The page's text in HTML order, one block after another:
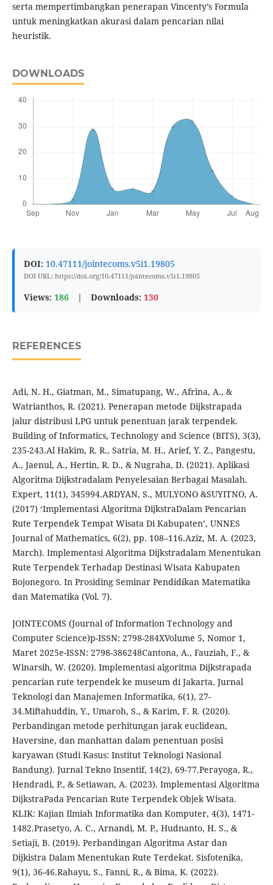
serta mempertimbangkan penerapan Vincenty’s Formula
untuk meningkatkan akurasi dalam pencarian nilai
heuristik.
DOWNLOADS
DOI: 10.47111/jointecoms.v5i1.19805
DOI URL: https://doi.org/10.47111/jointecoms.v5i1.19805
Views: 186 | Downloads: 130
REFERENCES
Adi, N. H., Giatman, M., Simatupang, W., Afrina, A., &
Watrianthos, R. (2021). Penerapan metode Dijkstrapada
jalur distribusi LPG untuk penentuan jarak terpendek.
Building of Informatics, Technology and Science (BITS), 3(3),
235-243.Al Hakim, R. R., Satria, M. H., Arief, Y. Z., Pangestu,
A., Jaenul, A., Hertin, R. D., & Nugraha, D. (2021). Aplikasi
Algoritma Dijkstradalam Penyelesaian Berbagai Masalah.
Expert, 11(1), 345994.ARDYAN, S., MULYONO &SUYITNO, A.
(2017) ‘Implementasi Algoritma DijkstraDalam Pencarian
Rute Terpendek Tempat Wisata Di Kabupaten’, UNNES
Journal of Mathematics, 6(2), pp. 108–116.Aziz, M. A. (2023,
March). Implementasi Algoritma Dijkstradalam Menentukan
Rute Terpendek Terhadap Destinasi Wisata Kabupaten
Bojonegoro. In Prosiding Seminar Pendidikan Matematika
dan Matematika (Vol. 7).
JOINTECOMS (Journal of Information Technology and
Computer Science)p-ISSN: 2798-284XVolume 5, Nomor 1,
Maret 2025e-ISSN: 2798-386248Cantona, A., Fauziah, F., &
Winarsih, W. (2020). Implementasi algoritma Dijkstrapada
pencarian rute terpendek ke museum di Jakarta. Jurnal
Teknologi dan Manajemen Informatika, 6(1), 27-
34.Miftahuddin, Y., Umaroh, S., & Karim, F. R. (2020).
Perbandingan metode perhitungan jarak euclidean,
Haversine, dan manhattan dalam penentuan posisi
karyawan (Studi Kasus: Institut Teknologi Nasional
Bandung). Jurnal Tekno Insentif, 14(2), 69-77.Perayoga, R.,
Hendradi, P., & Setiawan, A. (2023). Implementasi Algoritma
DijkstraPada Pencarian Rute Terpendek Objek Wisata.
KLIK: Kajian Ilmiah Informatika dan Komputer, 4(3), 1471-
1482.Prasetyo, A. C., Arnandi, M. P., Hudnanto, H. S., &
Setiaji, B. (2019). Perbandingan Algoritma Astar dan
Dijkistra Dalam Menentukan Rute Terdekat. Sisfotenika,
9(1), 36-46.Rahayu, S., Fanni, R., & Bima, K. (2022).